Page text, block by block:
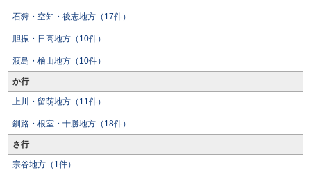
石狩・空知・後志地方（17件）
胆振・日高地方（10件）
渡島・檜山地方（10件）
か行
上川・留萌地方（11件）
釧路・根室・十勝地方（18件）
さ行
宗谷地方（1件）